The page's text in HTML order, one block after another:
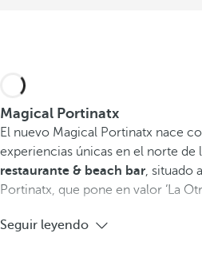
Magical Portinatx
El nuevo Magical Portinatx nace
experiencias únicas en el norte de
restaurante & beach bar, situado
Portinatx, que pone en valor ‘La
Seguir leyendo